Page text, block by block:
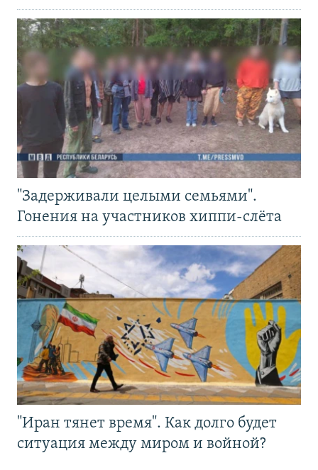
"Задерживали целыми семьями".
Гонения на участников хиппи-слёта
"Иран тянет время". Как долго будет
ситуация между миром и войной?